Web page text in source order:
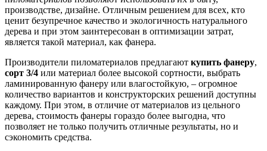
производстве, дизайне. Отличным решением для всех, кто
ценит безупречное качество и экологичность натурального
дерева и при этом заинтересован в оптимизации затрат,
является такой материал, как фанера.
Производители пиломатериалов предлагают купить фанеру,
сорт 3/4 или материал более высокой сортности, выбрать
ламинированную фанеру или влагостойкую, – огромное
количество вариантов и конструкторских решений доступны
каждому. При этом, в отличие от материалов из цельного
дерева, стоимость фанеры гораздо более выгодна, что
позволяет не только получить отличные результаты, но и
сэкономить средства.